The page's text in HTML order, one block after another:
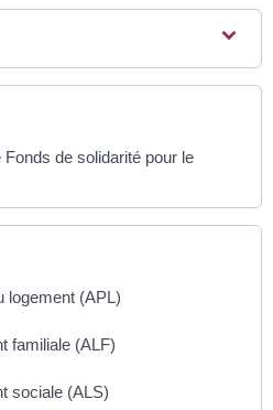
de solidarité pour le
logement (APL)
familiale (ALF)
sociale (ALS)